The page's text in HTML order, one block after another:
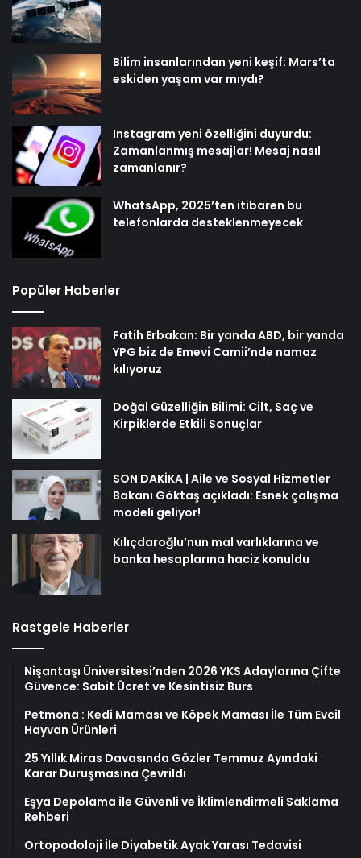
Bilim insanlarından yeni keşif: Mars’ta
eskiden yaşam var mıydı?
Instagram yeni özelliğini duyurdu:
Zamanlanmış mesajlar! Mesaj nasıl
zamanlanır?
WhatsApp, 2025’ten itibaren bu
telefonlarda desteklenmeyecek
Popüler Haberler
Fatih Erbakan: Bir yanda ABD, bir yanda
YPG biz de Emevi Camii’nde namaz
kılıyoruz
Doğal Güzelliğin Bilimi: Cilt, Saç ve
Kirpiklerde Etkili Sonuçlar
SON DAKİKA | Aile ve Sosyal Hizmetler
Bakanı Göktaş açıkladı: Esnek çalışma
modeli geliyor!
Kılıçdaroğlu’nun mal varlıklarına ve
banka hesaplarına haciz konuldu
Rastgele Haberler
Nişantaşı Üniversitesi’nden 2026 YKS Adaylarına Çifte
Güvence: Sabit Ücret ve Kesintisiz Burs
Petmona : Kedi Maması ve Köpek Maması İle Tüm Evcil
Hayvan Ürünleri
25 Yıllık Miras Davasında Gözler Temmuz Ayındaki
Karar Duruşmasına Çevrildi
Eşya Depolama ile Güvenli ve İklimlendirmeli Saklama
Rehberi
Ortopodoloji İle Diyabetik Ayak Yarası Tedavisi